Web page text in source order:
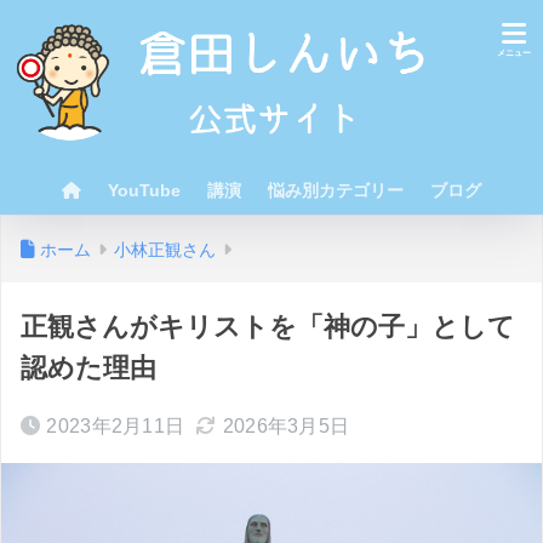
YouTube 講演 悩み別カテゴリー ブログ
ホーム 小林正観さん
正観さんがキリストを「神の子」として
認めた理由
2023年2月11日 2026年3月5日